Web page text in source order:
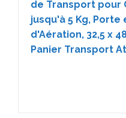
de Transport pour
jusqu'à 5 Kg, Porte
d'Aération, 32,5 x
Panier Transport